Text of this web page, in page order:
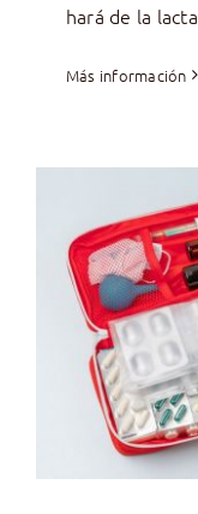
hará de la
Más información